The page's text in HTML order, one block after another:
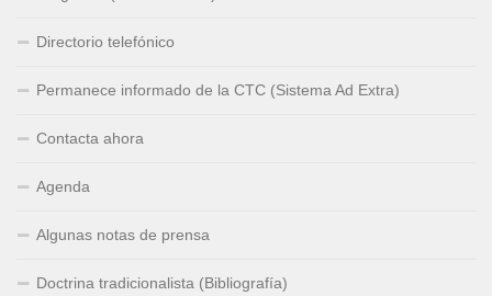
Directorio telefónico
Permanece informado de la CTC (Sistema Ad Extra)
Contacta ahora
Agenda
Algunas notas de prensa
Doctrina tradicionalista (Bibliografía)